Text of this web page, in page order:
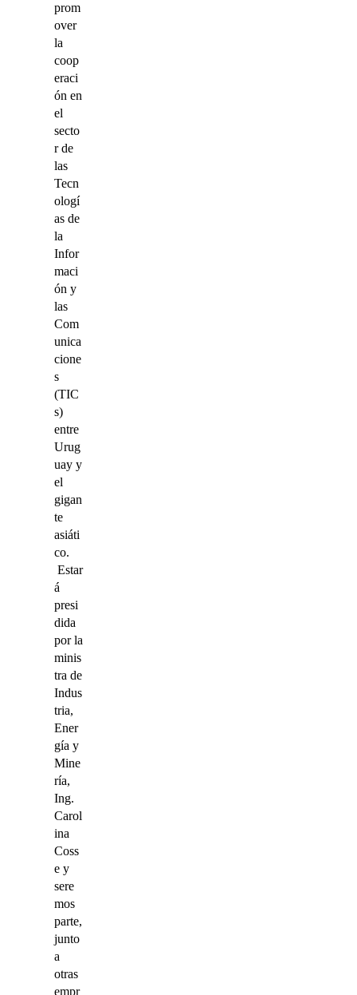
prom
over
la
coop
eraci
ón en
el
secto
r de
las
Tecn
ologí
as de
la
Infor
maci
ón y
las
Com
unica
cione
s
(TIC
s)
entre
Urug
uay y
el
gigan
te
asiáti
co.
Estar
á
presi
dida
por la
minis
tra de
Indus
tria,
Ener
gía y
Mine
ría,
Ing.
Carol
ina
Coss
e y
sere
mos
parte,
junto
a
otras
empr